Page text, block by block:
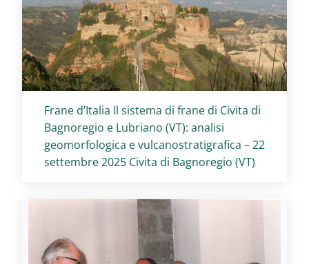
Titolo card:
Frane d’Italia Il sistema di frane di Civita di
Bagnoregio e Lubriano (VT): analisi
geomorfologica e vulcanostratigrafica – 22
settembre 2025 Civita di Bagnoregio (VT)